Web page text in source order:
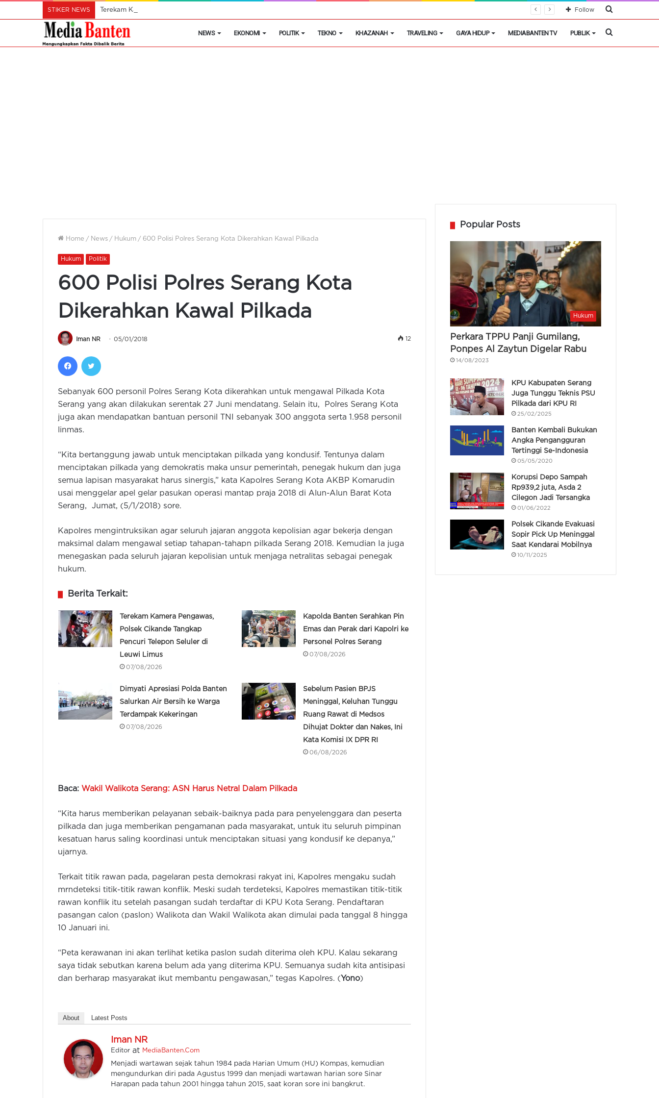
STIKER NEWS Terekam Kamera Pengawas, Polsek Cikande Tangkap Pencuri Telepon Seluler di Leuwi Limus Cari
Follow
NEWS EKONOMI POLITIK TEKNO KHAZANAH TRAVELING GAYA HIDUP MEDIABANTEN TV PUBLIK Cari
Home / News / Hukum / 600 Polisi Polres Serang Kota Dikerahkan Kawal Pilkada
Hukum Politik
600 Polisi Polres Serang Kota
Dikerahkan Kawal Pilkada
Iman NR 05/01/2018 12
Facebook
Sebanyak 600 personil Polres Serang Kota dikerahkan untuk mengawal Pilkada Kota
Serang yang akan dilakukan serentak 27 Juni mendatang. Selain itu, Polres Serang Kota
juga akan mendapatkan bantuan personil TNI sebanyak 300 anggota serta 1.958 personil
linmas.
“Kita bertanggung jawab untuk menciptakan pilkada yang kondusif. Tentunya dalam
menciptakan pilkada yang demokratis maka unsur pemerintah, penegak hukum dan juga
semua lapisan masyarakat harus sinergis,” kata Kapolres Serang Kota AKBP Komarudin
usai menggelar apel gelar pasukan operasi mantap praja 2018 di Alun-Alun Barat Kota
Serang, Jumat, (5/1/2018) sore.
Kapolres mengintruksikan agar seluruh jajaran anggota kepolisian agar bekerja dengan
maksimal dalam mengawal setiap tahapan-tahapn pilkada Serang 2018. Kemudian Ia juga
menegaskan pada seluruh jajaran kepolisian untuk menjaga netralitas sebagai penegak
hukum.
Berita Terkait:
Terekam Kamera Pengawas,
Polsek Cikande Tangkap
Pencuri Telepon Seluler di
Leuwi Limus
07/08/2026
Kapolda Banten Serahkan Pin
Emas dan Perak dari Kapolri ke
Personel Polres Serang
07/08/2026
Dimyati Apresiasi Polda Banten
Salurkan Air Bersih ke Warga
Terdampak Kekeringan
07/08/2026
Sebelum Pasien BPJS
Meninggal, Keluhan Tunggu
Ruang Rawat di Medsos
Dihujat Dokter dan Nakes, Ini
Kata Komisi IX DPR RI
06/08/2026
Baca: Wakil Walikota Serang: ASN Harus Netral Dalam Pilkada
“Kita harus memberikan pelayanan sebaik-baiknya pada para penyelenggara dan peserta
pilkada dan juga memberikan pengamanan pada masyarakat, untuk itu seluruh pimpinan
kesatuan harus saling koordinasi untuk menciptakan situasi yang kondusif ke depanya,”
ujarnya.
Terkait titik rawan pada, pagelaran pesta demokrasi rakyat ini, Kapolres mengaku sudah
mrndeteksi titik-titik rawan konflik. Meski sudah terdeteksi, Kapolres memastikan titik-titik
rawan konflik itu setelah pasangan sudah terdaftar di KPU Kota Serang. Pendaftaran
pasangan calon (paslon) Walikota dan Wakil Walikota akan dimulai pada tanggal 8 hingga
10 Januari ini.
“Peta kerawanan ini akan terlihat ketika paslon sudah diterima oleh KPU. Kalau sekarang
saya tidak sebutkan karena belum ada yang diterima KPU. Semuanya sudah kita antisipasi
dan berharap masyarakat ikut membantu pengawasan,” tegas Kapolres. ( Yono)
About Latest Posts
Iman NR
Editor at MediaBanten.Com
Menjadi wartawan sejak tahun 1984 pada Harian Umum (HU) Kompas, kemudian
mengundurkan diri pada Agustus 1999 dan menjadi wartawan harian sore Sinar
Harapan pada tahun 2001 hingga tahun 2015, saat koran sore ini bangkrut.
dan Dampak Kekeringan
Polres Tangsel Musnahkan 46 Juta
Kabidhumas Poda Banten: Warga
& Walk, Tak Perlu Tunggu Aduan
Popular Posts
Hukum
Perkara TPPU Panji Gumilang,
Ponpes Al Zaytun Digelar Rabu
14/08/2023
KPU Kabupaten Serang
Juga Tunggu Teknis PSU
Pilkada dari KPU RI
25/02/2025
Banten Kembali Bukukan
Angka Pengangguran
Tertinggi Se-Indonesia
05/05/2020
Korupsi Depo Sampah
Rp939,2 juta, Asda 2
Cilegon Jadi Tersangka
01/06/2022
Polsek Cikande Evakuasi
Sopir Pick Up Meninggal
Saat Kendarai Mobilnya
10/11/2025